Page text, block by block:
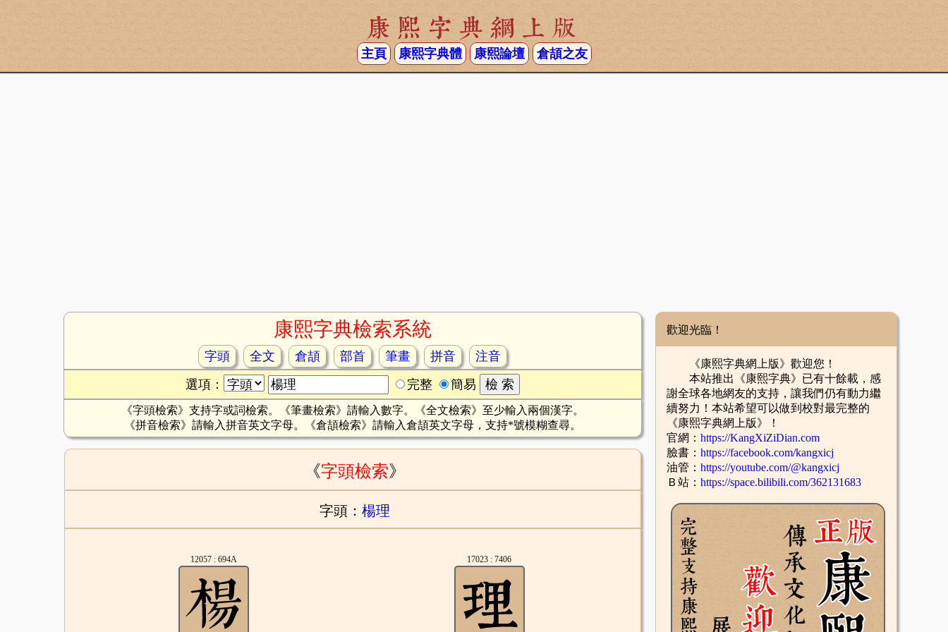
康熙字典網上版
主頁 康熙字典體 康熙論壇 倉頡之友
康熙字典檢索系統
字頭 全文 倉頡 部首 筆畫 拼音
注音
選項：
完整 簡易
《字頭檢索》支持字或詞檢索。《筆畫檢索》請輸入數字。《全文檢索》至少輸入兩個漢字。
《拼音檢索》請輸入拼音英文字母。《倉頡檢索》請輸入倉頡英文字母，支持*號模糊查尋。
《字頭檢索》
字頭： 楊理
12057 : 694A 17023 : 7406
歡迎光臨！
《康熙字典網上版》歡迎您！
本站推出《康熙字典》已有十餘載，感
謝全球各地網友的支持，讓我們仍有動力繼
續努力！本站希望可以做到校對最完整的
《康熙字典網上版》！
官網： https://KangXiZiDian.com
臉書： https://facebook.com/kangxicj
油管： https://youtube.com/@kangxicj
Ｂ站： https://space.bilibili.com/362131683